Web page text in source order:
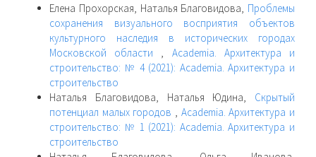
Елена Прохорская, Наталья Благовидова, Проблемы
сохранения визуального восприятия объектов
культурного наследия в исторических городах
Московской области , Academia. Архитектура и
строительство: № 4 (2021): Academia. Архитектура и
строительство
Наталья Благовидова, Наталья Юдина, Скрытый
потенциал малых городов , Academia. Архитектура и
строительство: № 1 (2021): Academia. Архитектура и
строительство